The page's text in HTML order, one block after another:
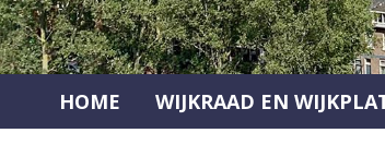
HOME WIJKRAAD EN